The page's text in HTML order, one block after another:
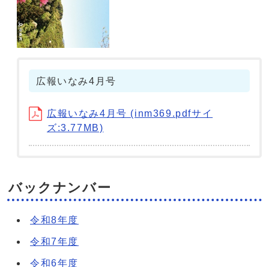
広報いなみ4月号
広報いなみ4月号 (inm369.pdfサイ
ズ:3.77MB)
バックナンバー
令和8年度
令和7年度
令和6年度